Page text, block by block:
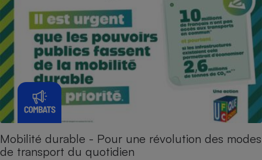
Mobilité durable - Pour une révolution des modes
de transport du quotidien